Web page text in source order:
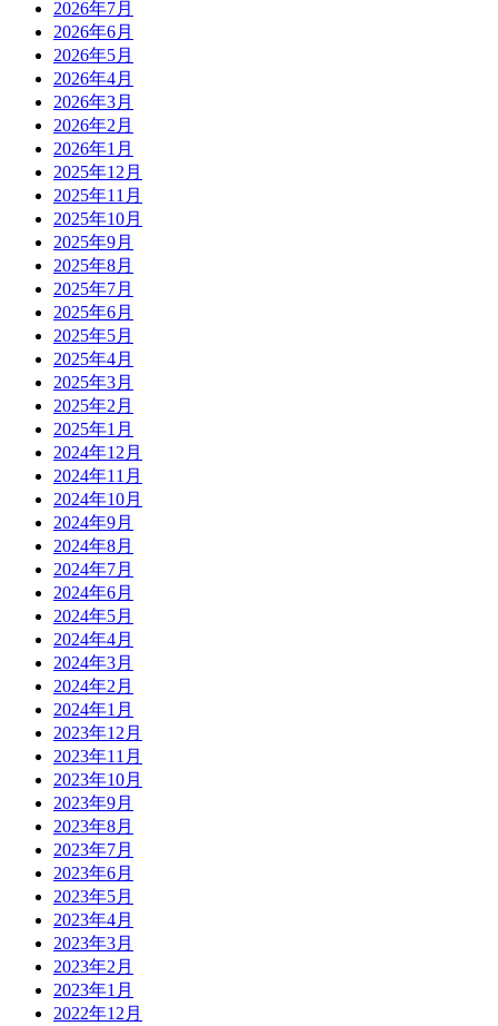
2026年7月
2026年6月
2026年5月
2026年4月
2026年3月
2026年2月
2026年1月
2025年12月
2025年11月
2025年10月
2025年9月
2025年8月
2025年7月
2025年6月
2025年5月
2025年4月
2025年3月
2025年2月
2025年1月
2024年12月
2024年11月
2024年10月
2024年9月
2024年8月
2024年7月
2024年6月
2024年5月
2024年4月
2024年3月
2024年2月
2024年1月
2023年12月
2023年11月
2023年10月
2023年9月
2023年8月
2023年7月
2023年6月
2023年5月
2023年4月
2023年3月
2023年2月
2023年1月
2022年12月